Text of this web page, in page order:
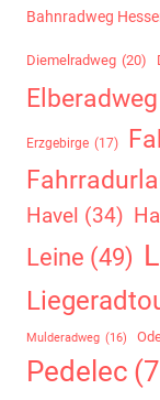
Bahnradweg
Diemelradweg (20)
Elberadweg
Erzgebirge (17)
Havel (34)
Leine (49)
Mulderadweg (16)
Pedelec